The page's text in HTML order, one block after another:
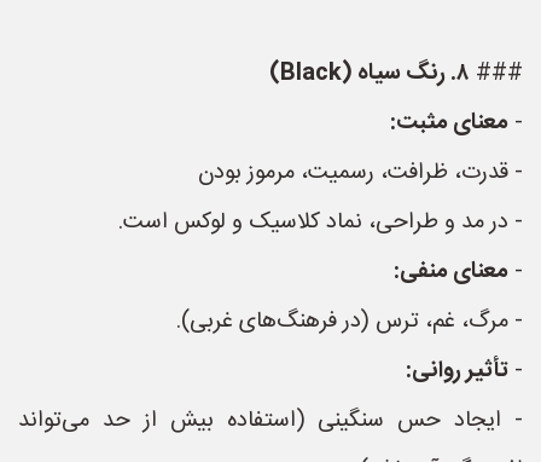
### ۸. رنگ سیاه (Black)
- معنای مثبت:
- قدرت، ظرافت، رسمیت، مرموز بودن
- در مد و طراحی، نماد کلاسیک و لوکس است.
- معنای منفی:
- مرگ، غم، ترس (در فرهنگ‌های غربی).
- تأثیر روانی:
- ایجاد حس سنگینی (استفاده بیش از حد می‌تواند